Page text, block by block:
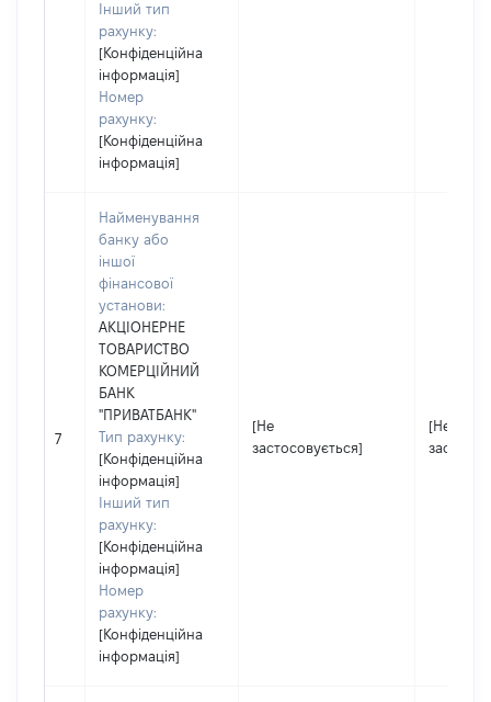
Інший тип
рахунку:
[Конфіденційна
інформація]
Номер
рахунку:
[Конфіденційна
інформація]
7
Найменування
банку або
іншої
фінансової
установи:
АКЦІОНЕРНЕ
ТОВАРИСТВО
КОМЕРЦІЙНИЙ
БАНК
"ПРИВАТБАНК"
Тип рахунку:
[Конфіденційна
інформація]
Інший тип
рахунку:
[Конфіденційна
інформація]
Номер
рахунку:
[Конфіденційна
інформація]
[Не
застосовується]
[Не